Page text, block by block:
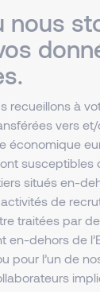
nous
recueillons à
vers
économique
susceptibles
situés en-
de
traitées par
dehors de
pour l’un de